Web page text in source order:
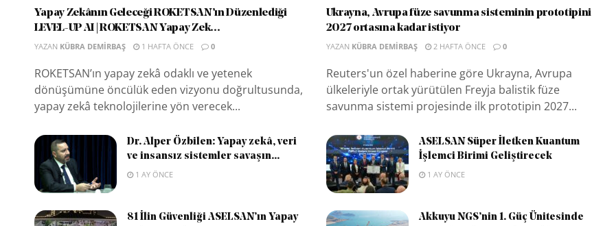
Yapay Zekânın Geleceği ROKETSAN’ın Düzenlediği
LEVEL-UP AI | ROKETSAN Yapay Zek...
YAZAN KÜBRA DEMIRBAŞ 1 HAFTA ÖNCE 0
ROKETSAN’ın yapay zekâ odaklı ve yetenek
dönüşümüne öncülük eden vizyonu doğrultusunda,
yapay zekâ teknolojilerine yön verecek...
Ukrayna, Avrupa füze savunma sisteminin prototipini
2027 ortasına kadar istiyor
YAZAN KÜBRA DEMIRBAŞ 2 HAFTA ÖNCE 0
Reuters'un özel haberine göre Ukrayna, Avrupa
ülkeleriyle ortak yürütülen Freyja balistik füze
savunma sistemi projesinde ilk prototipin 2027...
Dr. Alper Özbilen: Yapay zekâ, veri
ve insansız sistemler savaşın...
1 AY ÖNCE
ASELSAN Süper İletken Kuantum
İşlemci Birimi Geliştirecek
1 AY ÖNCE
81 İlin Güvenliği ASELSAN’ın Yapay
Akkuyu NGS’nin 1. Güç Ünitesinde